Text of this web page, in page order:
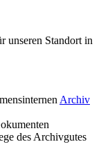
unseren Standort in
Archiv
des Archivgutes